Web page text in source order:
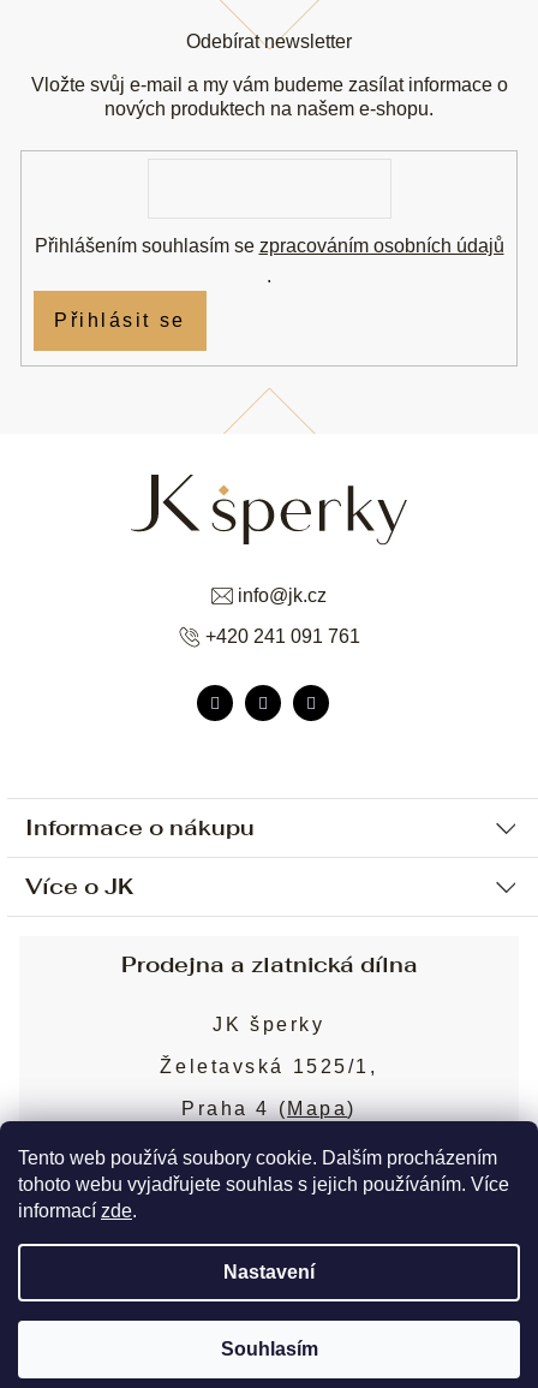
Tento web používá soubory cookie. Dalším procházením
tohoto webu vyjadřujete souhlas s jejich používáním. Více
informací zde.
Nastavení
Souhlasím
Informace o nákupu
Ochrana osobních údajů
Sjednání osobní schůzky
Obchodní podmínky
Puncovní značky
Více o JK
Blog
Nejčastější dotazy
info@jk.cz
+420 241 091 761
Odebírat newsletter
Vložte svůj e-mail a my vám budeme zasílat informace o
nových produktech na našem e-shopu.
Přihlášením souhlasím se zpracováním osobních údajů
.
Přihlásit se
Prodejna a zlatnická dílna
JK šperky
Želetavská 1525/1,
Praha 4 (Mapa)
Více o prodejně
Copyright 2026JK šperky. Všechna práva
Upravit nastavení cookies
Vytvořil Shoptet Premium